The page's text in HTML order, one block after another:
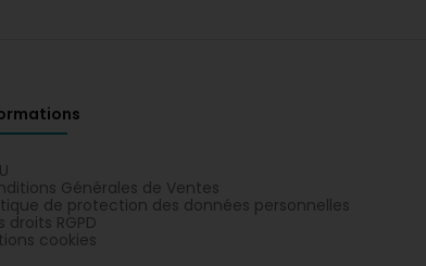
Générales de Ventes
de protection des données personnelles
droits RGPD
cookies